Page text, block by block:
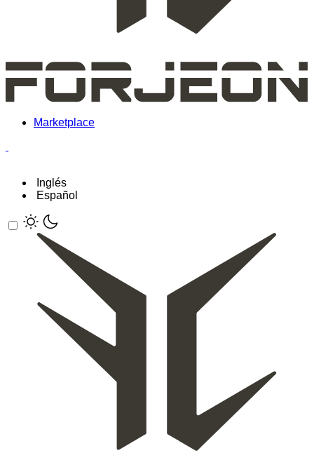
Marketplace
Inglés
Español